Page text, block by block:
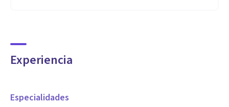
Experiencia
Especialidades